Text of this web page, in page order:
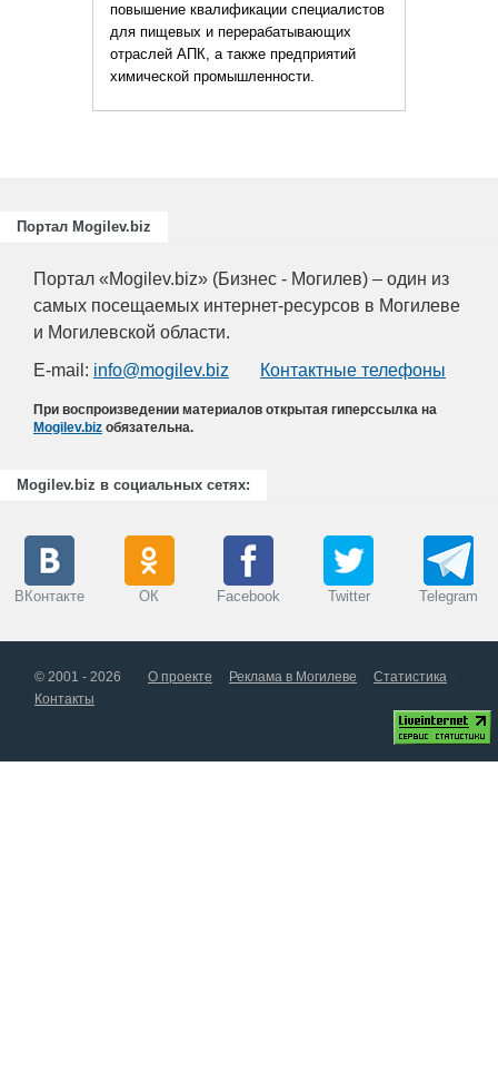
повышение квалификации специалистов
для пищевых и перерабатывающих
отраслей АПК, а также предприятий
химической промышленности.
Портал Mogilev.biz
Портал «Mogilev.biz» (Бизнес - Могилев) – один из
самых посещаемых интернет-ресурсов в Могилеве
и Могилевской области.
E-mail: info@mogilev.biz Контактные телефоны
При воспроизведении материалов открытая гиперссылка на
Mogilev.biz обязательна.
Mogilev.biz в социальных сетях:
ВКонтакте ОК Facebook Twitter Telegram
© 2001 - 2026 О проекте Реклама в Могилеве
Статистика
Контакты